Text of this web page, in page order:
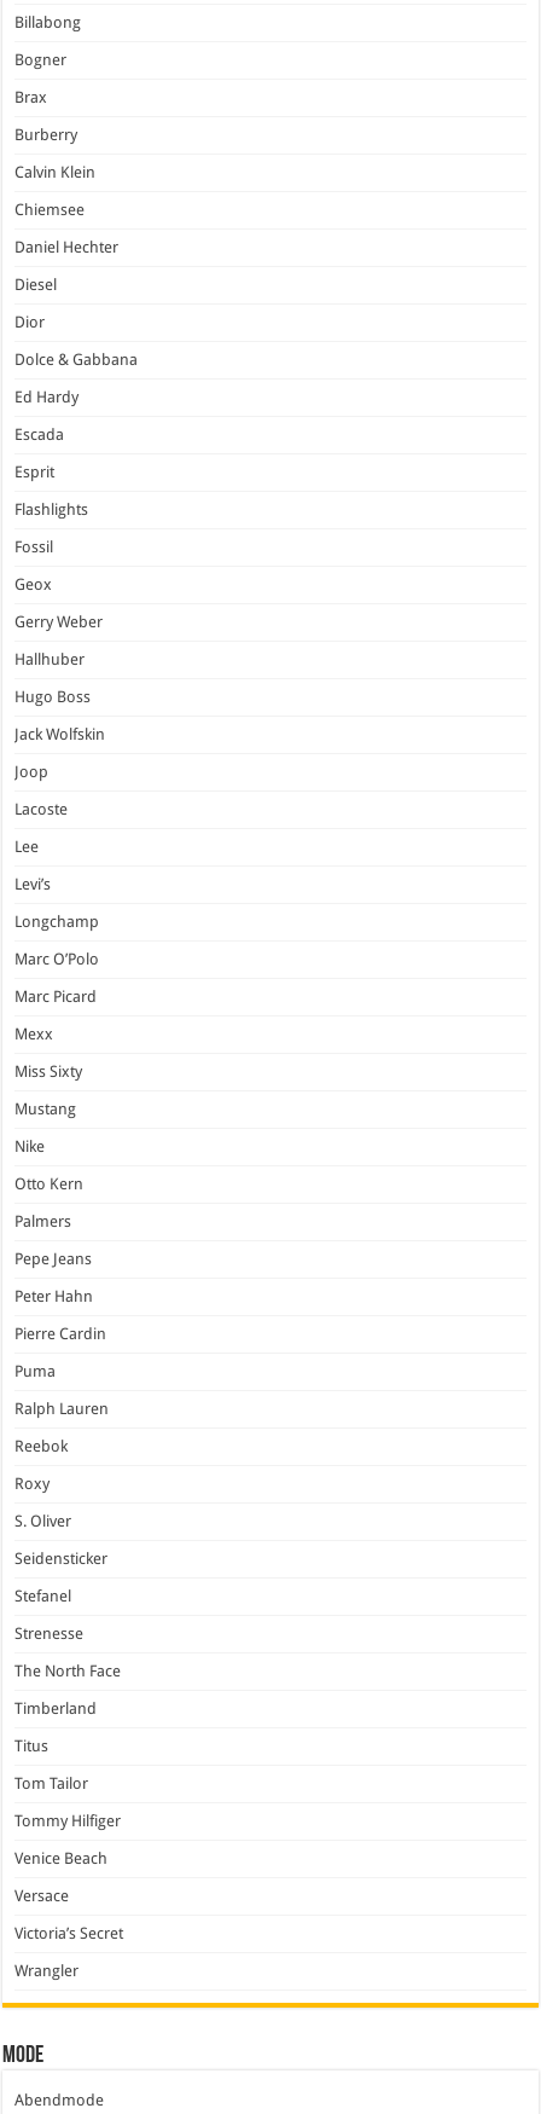
Billabong
Bogner
Brax
Burberry
Calvin Klein
Chiemsee
Daniel Hechter
Diesel
Dior
Dolce & Gabbana
Ed Hardy
Escada
Esprit
Flashlights
Fossil
Geox
Gerry Weber
Hallhuber
Hugo Boss
Jack Wolfskin
Joop
Lacoste
Lee
Levi’s
Longchamp
Marc O’Polo
Marc Picard
Mexx
Miss Sixty
Mustang
Nike
Otto Kern
Palmers
Pepe Jeans
Peter Hahn
Pierre Cardin
Puma
Ralph Lauren
Reebok
Roxy
S. Oliver
Seidensticker
Stefanel
Strenesse
The North Face
Timberland
Titus
Tom Tailor
Tommy Hilfiger
Venice Beach
Versace
Victoria’s Secret
Wrangler
Mode
Abendmode